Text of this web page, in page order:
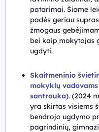
patarimai. Šiame
padės geriau
žmogaus
bei kaip mokytojas
ugdyti.
Skaitmeninio
mokyklų vadovams
santrauka). (2024
yra skirtas visiems
bendrojo ugdymo
pagrindinių,